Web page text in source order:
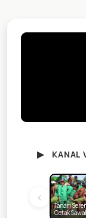
▶ KANAL
‹
Tanam
Cetak